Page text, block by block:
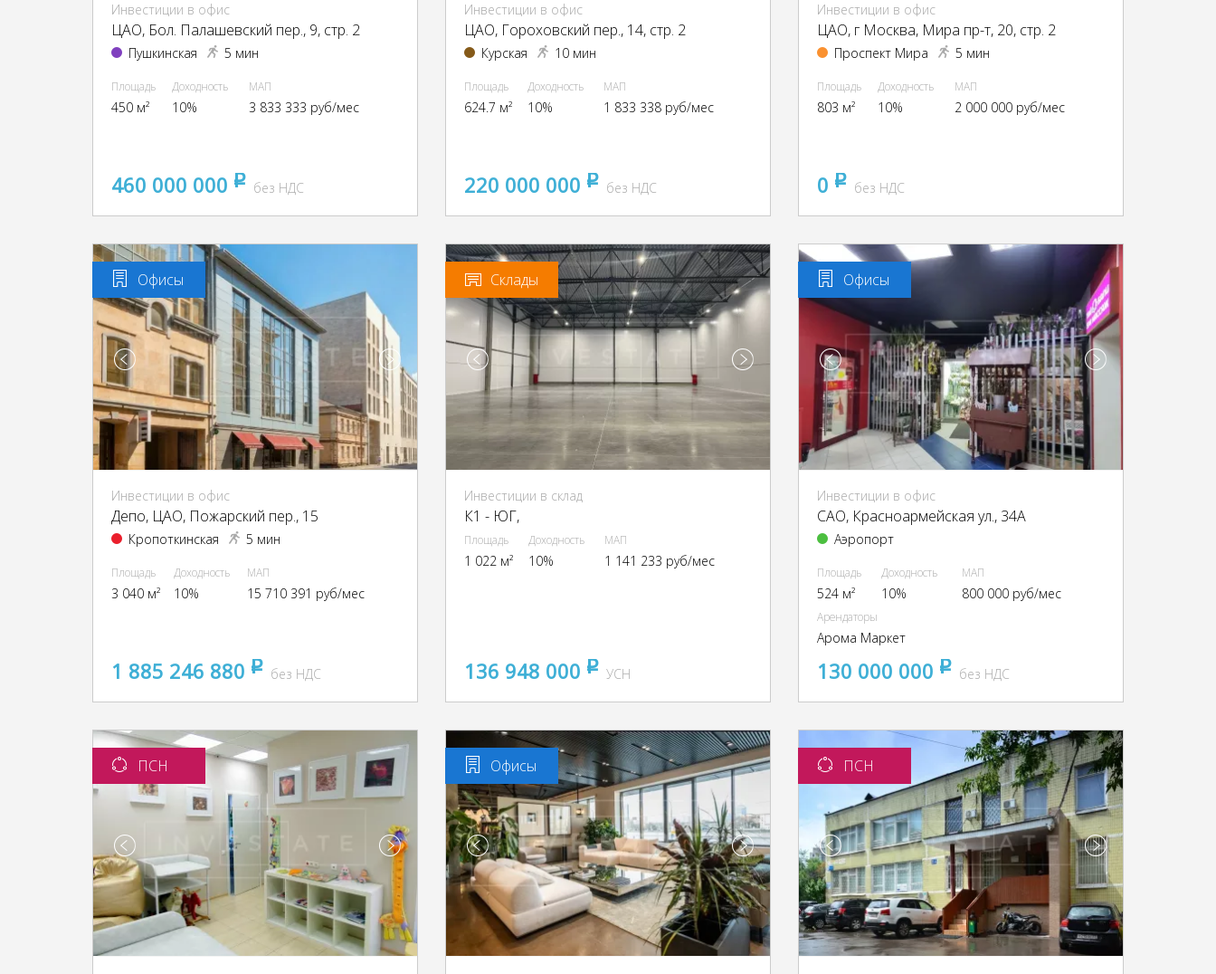
Инвестиции в офис
ЦАО, Бол. Палашевский пер., 9, стр. 2
Пушкинская 5 мин
Площадь
450 м²
Доходность
10%
МАП
3 833 333 руб/мес
460 000 000 pуббез НДС
Инвестиции в офис
ЦАО, Гороховский пер., 14, стр. 2
Курская 10 мин
Площадь
624.7 м²
Доходность
10%
МАП
1 833 338 руб/мес
220 000 000 pуббез НДС
Инвестиции в офис
ЦАО, г Москва, Мира пр-т, 20, стр. 2
Проспект Мира 5 мин
Площадь
803 м²
Доходность
10%
МАП
2 000 000 руб/мес
0 pуббез НДС
Офисы
Инвестиции в офис
Депо, ЦАО, Пожарский пер., 15
Кропоткинская 5 мин
Площадь
3 040 м²
Доходность
10%
МАП
15 710 391 руб/мес
1 885 246 880 pуббез НДС
Склады
Инвестиции в склад
К1 - ЮГ,
Площадь
1 022 м²
Доходность
10%
МАП
1 141 233 руб/мес
136 948 000 pуб
УСН
Офисы
Инвестиции в офис
CАО, Красноармейская ул., 34А
Аэропорт
Площадь
524 м²
Доходность
10%
МАП
800 000 руб/мес
Арендаторы
Арома Маркет
130 000 000 pуббез НДС
ПСН Офисы ПСН